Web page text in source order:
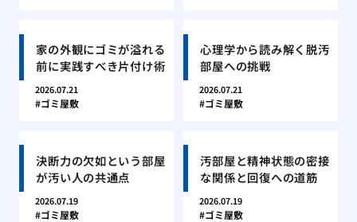
家の外観にゴミが溢れる
前に実践すべき片付け術
2026.07.21
ゴミ屋敷
心理学から読み解く脱汚
部屋への挑戦
2026.07.21
ゴミ屋敷
決断力の欠如という部屋
が汚い人の共通点
2026.07.19
ゴミ屋敷
汚部屋と精神状態の密接
な関係と回復への道筋
2026.07.19
ゴミ屋敷